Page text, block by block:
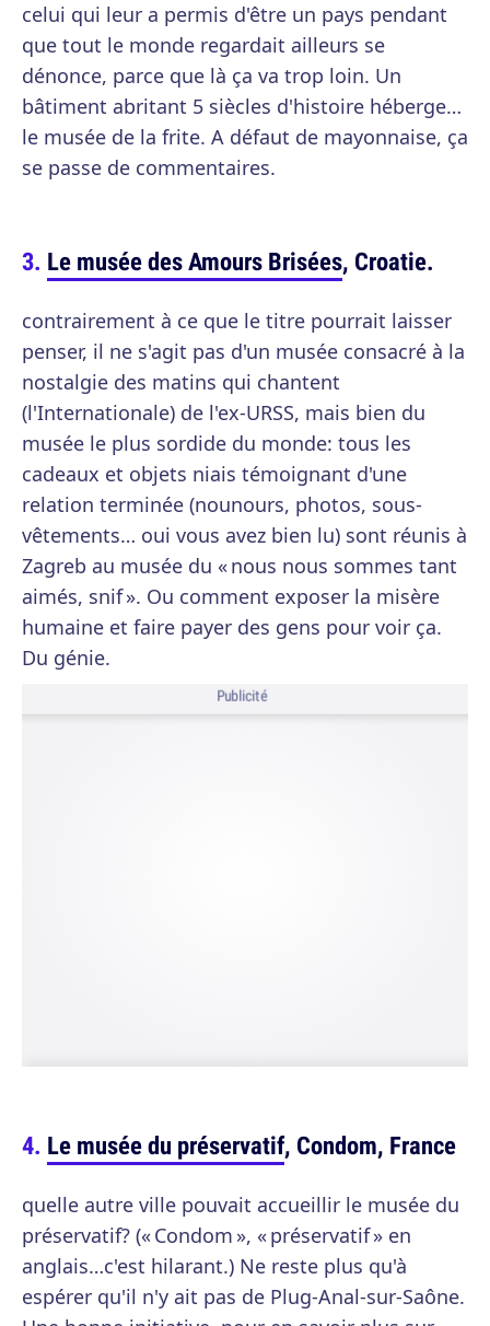
celui qui leur a permis d'être un pays pendant
que tout le monde regardait ailleurs se
dénonce, parce que là ça va trop loin. Un
bâtiment abritant 5 siècles d'histoire héberge…
le musée de la frite. A défaut de mayonnaise, ça
se passe de commentaires.
Le musée des Amours Brisées, Croatie.
contrairement à ce que le titre pourrait laisser
penser, il ne s'agit pas d'un musée consacré à la
nostalgie des matins qui chantent
(l'Internationale) de l'ex-URSS, mais bien du
musée le plus sordide du monde: tous les
cadeaux et objets niais témoignant d'une
relation terminée (nounours, photos, sous-
vêtements… oui vous avez bien lu) sont réunis à
Zagreb au musée du « nous nous sommes tant
aimés, snif ». Ou comment exposer la misère
humaine et faire payer des gens pour voir ça.
Du génie.
Publicité
Le musée du préservatif, Condom, France
quelle autre ville pouvait accueillir le musée du
préservatif? (« Condom », « préservatif » en
anglais…c'est hilarant.) Ne reste plus qu'à
espérer qu'il n'y ait pas de Plug-Anal-sur-Saône.